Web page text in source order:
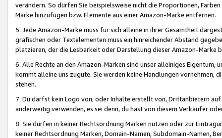
verändern. So dürfen Sie beispielsweise nicht die Proportionen,
Marke hinzufügen bzw. Elemente aus einer Amazon-Marke entfernen.
5. Jede Amazon-Marke muss für sich alleine in ihrer Gesamtheit
grafischen oder Textelementen muss ein hinreichender Abstand
platzieren, der die Lesbarkeit oder Darstellung dieser Amazon-Marke
6. Alle Rechte an den Amazon-Marken sind unser alleiniges
kommt alleine uns zugute. Sie werden keine Handlungen vornehmen,
stehen.
7. Du darfst kein Logo von, oder Inhalte erstellt von,Drittanbietern auf
anderweitig verwenden, es sei denn, du hast von diesem Verkäufer
8. Sie dürfen in keiner Rechtsordnung Marken nutzen oder zur
keiner Rechtsordnung Marken, Domain-Namen, Subdomain-Namen,